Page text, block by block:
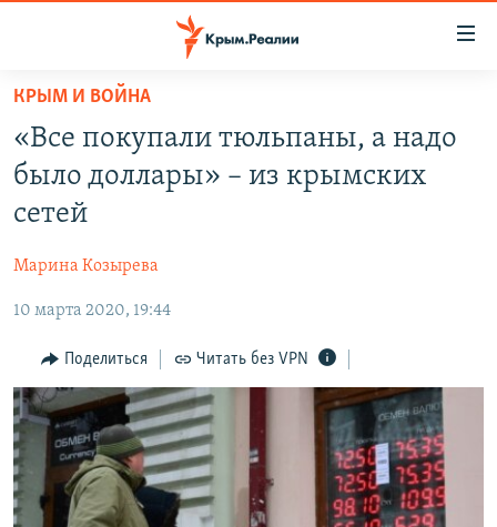
Вернуться
основному
содержанию
Вернутся
главной
навигации
Вернутся
поиску
СПЕЦПРОЕКТЫ
ГРУЗ 200
11 ЛЕТ ОККУПАЦИИ КРЫМА. 11 ИСТОРИЙ СОПРОТИВЛЕНИЯ
ЕЩЕ
ИНТЕРАКТИВ
ИНФОГРАФИКА
ТЕЛЕПРОЕКТ КРЫМ.РЕАЛИИ
СОВЕТЫ ПРАВОЗАЩИТНИКОВ
ПРОПАВШИЕ БЕЗ ВЕСТИ
ПОБЕДИТЕЛЕЙ НЕ СУДЯТ?
РАДІО СВОБОДА
КАК ОБОЙТИ БЛОКИРОВКУ
Українською
Qırımtatar
ПРИСОЕДИНЯЙТЕСЬ!
КРЫМ И ВОЙНА
«Все покупали тюльпаны, а надо
было доллары» – из крымских
сетей
Марина Козырева
10 марта 2020, 19:44
Поделиться Читать без VPN